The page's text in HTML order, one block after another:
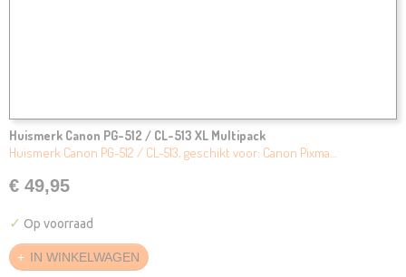
Huismerk Canon PG-512 / CL-513 XL Multipack
Huismerk Canon PG-512 / CL-513, geschikt voor: Canon Pixma…
€ 49,95
✓ Op voorraad
IN WINKELWAGEN